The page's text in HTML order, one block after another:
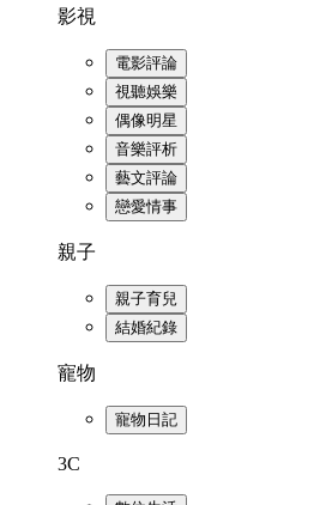
影視
電影評論
視聽娛樂
偶像明星
音樂評析
藝文評論
戀愛情事
親子
親子育兒
結婚紀錄
寵物
寵物日記
3C